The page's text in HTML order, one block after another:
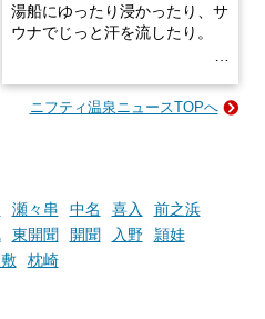
湯船にゆったり浸かったり、サ
ウナでじっと汗を流したり。
そんな「一人でぼんやり過ごす
でくることはありませんか？
ニフティ温泉ニュースTOPへ
瀬々串 中名 喜入
前之浜
東開聞 開聞 入野
頴娃
枕崎